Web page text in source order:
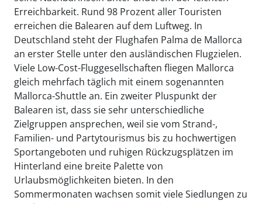
Erreichbarkeit. Rund 98 Prozent aller Touristen
erreichen die Balearen auf dem Luftweg. In
Deutschland steht der Flughafen Palma de Mallorca
an erster Stelle unter den ausländischen Flugzielen.
Viele Low-Cost-Fluggesellschaften fliegen Mallorca
gleich mehrfach täglich mit einem sogenannten
Mallorca-Shuttle an. Ein zweiter Pluspunkt der
Balearen ist, dass sie sehr unterschiedliche
Zielgruppen ansprechen, weil sie vom Strand-,
Familien- und Partytourismus bis zu hochwertigen
Sportangeboten und ruhigen Rückzugsplätzen im
Hinterland eine breite Palette von
Urlaubsmöglichkeiten bieten. In den
Sommermonaten wachsen somit viele Siedlungen zu